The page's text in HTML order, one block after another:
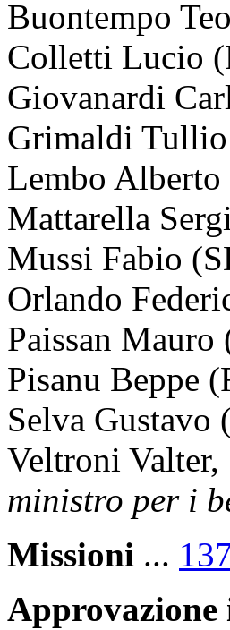
Buontempo
Colletti Lucio
Giovanardi
Grimaldi
Lembo
Mattarella
Mussi Fabio
Orlando
Paissan
Pisanu Beppe
Selva Gustavo
Veltroni Valter,
ministro per i
Missioni ...
Approvazione